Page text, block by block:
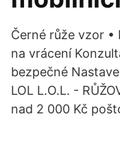
Černé růže vzor •
na vrácení
bezpečné
LOL L.O.L. -
nad 2 000 Kč